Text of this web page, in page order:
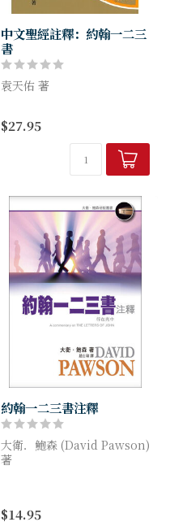
中文聖經註釋：約翰一二三
書
袁天佑 著
信，歷經多個世紀，才為學者
接納為新約正典。在異端紛呈
的時代背景下，約翰力陳異端
的錯謬，並語重心長地提醒信
$27.95
約翰一二三書注釋
大衛．鮑森 (David Pawson)
著
種個人性和特 定的信件傳達
$14.95